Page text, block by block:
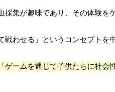
採集が趣味であり、その体験を
戦わせる」というコンセプトを
「ゲームを通じて子供たちに社